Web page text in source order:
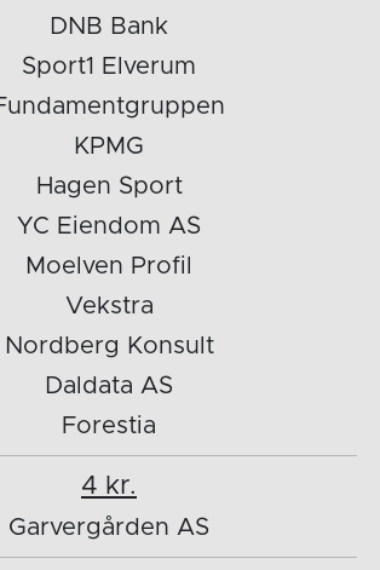
DNB Bank
Sport1 Elverum
KPMG
Hagen Sport
YC Eiendom AS
Moelven Profil
Vekstra
Nordberg Konsult
Daldata AS
Forestia
4 kr.
Garvergården AS